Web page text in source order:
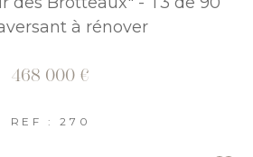
à rénover
468 000 €
REF : 270